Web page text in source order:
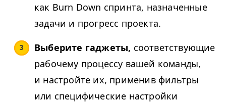
как Burn Down спринта, назначенные
задачи и прогресс проекта.
Выберите гаджеты, соответствующие
рабочему процессу вашей команды,
и настройте их, применив фильтры
или специфические настройки